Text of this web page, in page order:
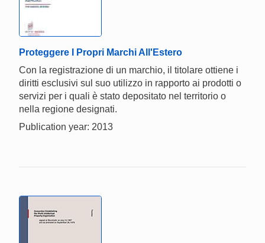
Proteggere I Propri Marchi All'Estero
Con la registrazione di un marchio, il titolare ottiene i
diritti esclusivi sul suo utilizzo in rapporto ai prodotti o
servizi per i quali è stato depositato nel territorio o
nella regione designati.
Publication year: 2013